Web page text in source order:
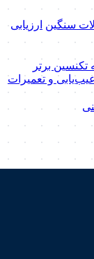
سنگین ارزیابی
تکنسین برتر
و تعمیرات